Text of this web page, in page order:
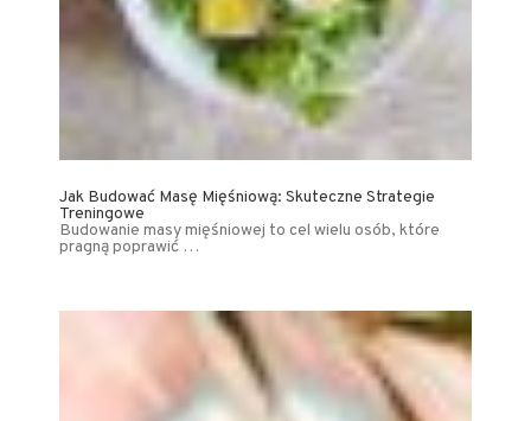
Jak Budować Masę Mięśniową: Skuteczne Strategie
Treningowe
Budowanie masy mięśniowej to cel wielu osób, które
pragną poprawić …